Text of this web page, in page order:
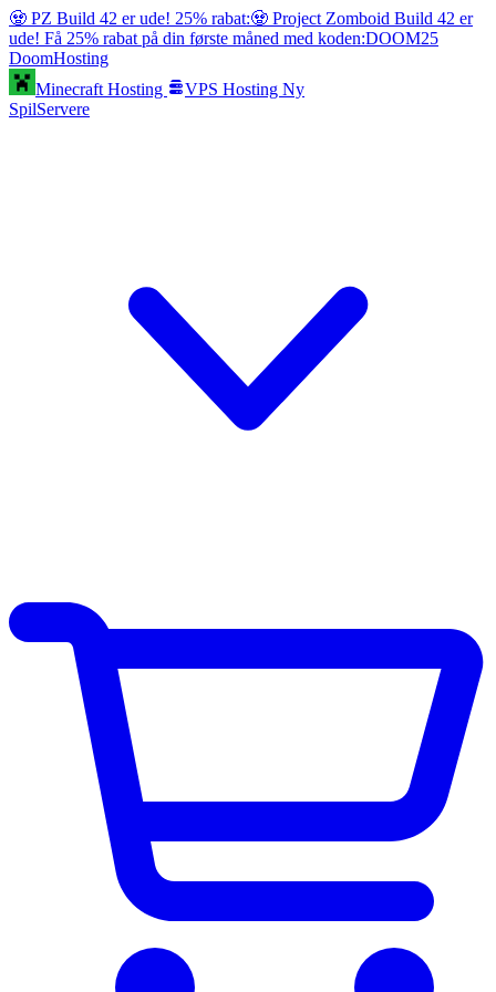
🧟 PZ Build 42 er ude! 25% rabat:🧟 Project Zomboid Build 42 er
ude! Få 25% rabat på din første måned med koden:DOOM25
DoomHosting
Minecraft Hosting
VPS Hosting Ny
SpilServere